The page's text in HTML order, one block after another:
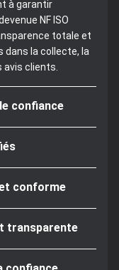
à garantir
NF ISO
totale et
dans la collecte, la
clients.
confiance
conforme
transparente